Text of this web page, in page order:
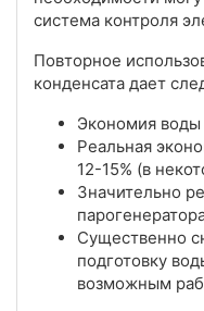
система контроля
Повторное
конденсата дает
Экономия воды
Реальная
12-15% (в
Значительно
Существенно
подготовку
возможным